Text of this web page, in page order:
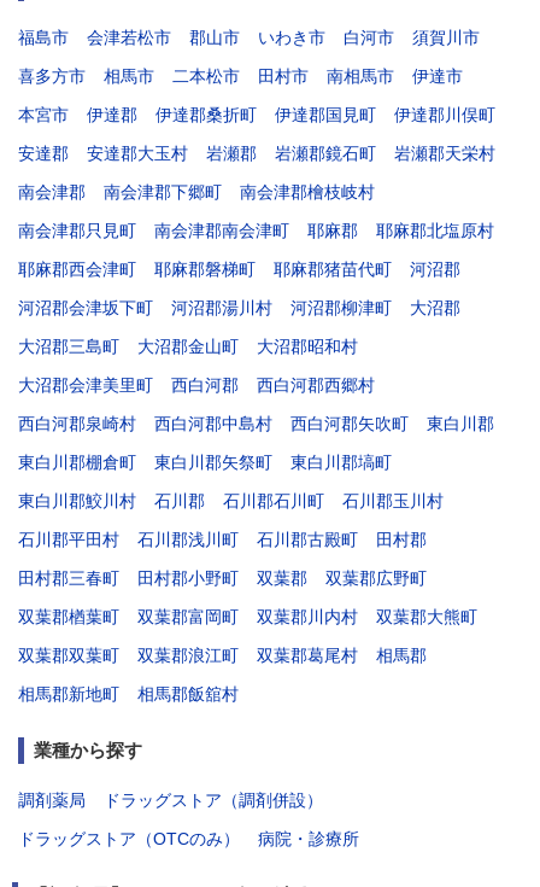
福島市 会津若松市 郡山市 いわき市 白河市
須賀川市
喜多方市
相馬市 二本松市 田村市 南相馬市
伊達市
本宮市
伊達郡 伊達郡桑折町 伊達郡国見町
伊達郡川俣町
安達郡
安達郡大玉村 岩瀬郡 岩瀬郡鏡石町
岩瀬郡天栄村
南会津郡
南会津郡下郷町
南会津郡檜枝岐村
南会津郡只見町
南会津郡南会津町 耶麻郡
耶麻郡北塩原村
耶麻郡西会津町
耶麻郡磐梯町 耶麻郡猪苗代町
河沼郡
河沼郡会津坂下町
河沼郡湯川村 河沼郡柳津町
大沼郡
大沼郡三島町
大沼郡金山町
大沼郡昭和村
大沼郡会津美里町
西白河郡
西白河郡西郷村
西白河郡泉崎村
西白河郡中島村 西白河郡矢吹町
東白川郡
東白川郡棚倉町
東白川郡矢祭町
東白川郡塙町
東白川郡鮫川村
石川郡 石川郡石川町
石川郡玉川村
石川郡平田村
石川郡浅川町 石川郡古殿町
田村郡
田村郡三春町
田村郡小野町 双葉郡
双葉郡広野町
双葉郡楢葉町
双葉郡富岡町 双葉郡川内村
双葉郡大熊町
双葉郡双葉町
双葉郡浪江町 双葉郡葛尾村
相馬郡
相馬郡新地町
相馬郡飯舘村
業種から探す
調剤薬局
ドラッグストア（調剤併設）
ドラッグストア（OTCのみ）
病院・診療所